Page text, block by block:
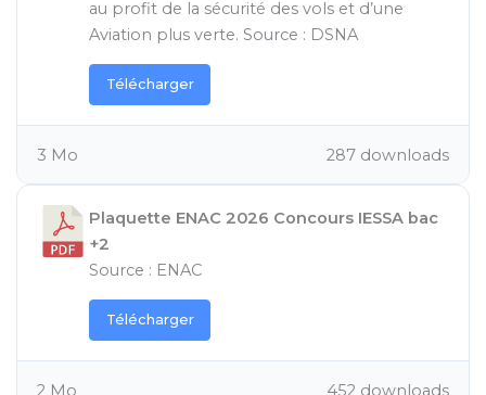
au profit de la sécurité des vols et d’une
Aviation plus verte. Source : DSNA
Télécharger
287 downloads
3 Mo
Plaquette ENAC 2026 Concours IESSA bac
+2
Source : ENAC
Télécharger
452 downloads
2 Mo